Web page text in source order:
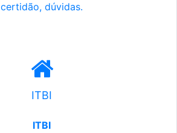
certidão, dúvidas.
ITBI
ITBI